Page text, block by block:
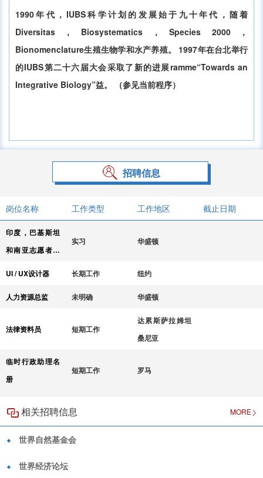
1990年代，IUBS科学计划的发展始于九十年代，随着
Diversitas，Biosystematics，Species 2000，
Bionomenclature生殖生物学和水产养殖。 1997年在台北举行
的IUBS第二十六届大会采取了新的进展ramme“Towards an
Integrative Biology”益。 （参见当前程序）
招聘信息
岗位名称 工作类型 工作地区 截止日期
印度，巴基斯坦
和南亚志愿者实
实习 华盛顿
UI / UX设计器 长期工作 纽约
人力资源总监 未明确 华盛顿
法律资料员 短期工作
达累斯萨拉姆坦
桑尼亚
临时行政助理名
册
短期工作 罗马
相关招聘信息 MORE
世界自然基金会
世界经济论坛